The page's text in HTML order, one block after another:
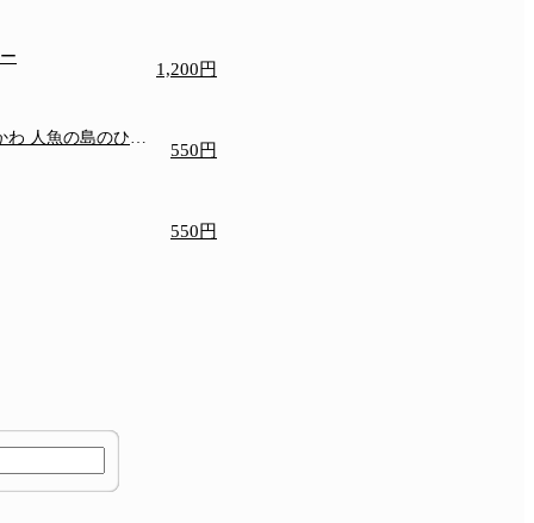
1,200円
人魚の島のひみ
550円
550円